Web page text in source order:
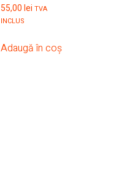
55,00 lei TVA
INCLUS
Adaugă în coș